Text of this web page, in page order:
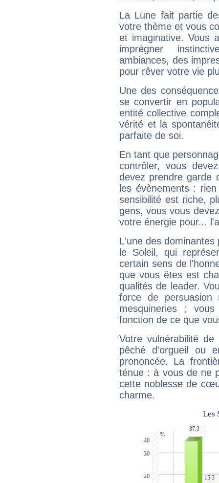
La Lune fait partie
votre thème et vous
et imaginative. Vous
imprégner
ambiances, des
pour rêver votre vie
Une des
se convertir en
entité collective
vérité et la
parfaite de soi.
En tant que
contrôler, vous
devez prendre garde
les évènements :
sensibilité est riche,
gens, vous vous
votre énergie pour...
L'une des
le Soleil, qui
certain sens de
que vous êtes est
qualités de leader.
force de
mesquineries ;
fonction de ce que
Votre vulnérabilité
pêché d'orgueil ou
prononcée. La
ténue : à vous de ne
cette noblesse de
charme.